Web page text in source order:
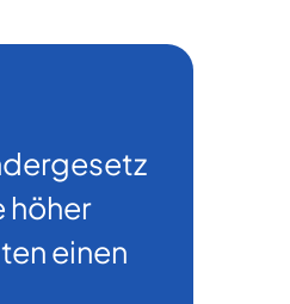
höher
einen